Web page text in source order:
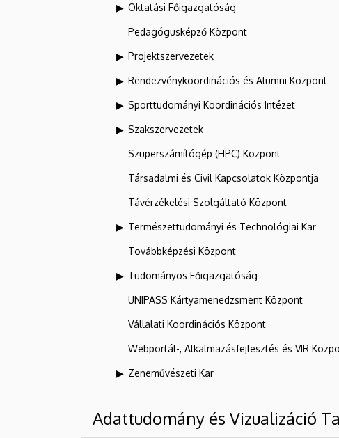
Oktatási Főigazgatóság
Pedagógusképző Központ
Projektszervezetek
Rendezvénykoordinációs és Alumni Központ
Sporttudományi Koordinációs Intézet
Szakszervezetek
Szuperszámítógép (HPC) Központ
Társadalmi és Civil Kapcsolatok Központja
Távérzékelési Szolgáltató Központ
Természettudományi és Technológiai Kar
Továbbképzési Központ
Tudományos Főigazgatóság
UNIPASS Kártyamenedzsment Központ
Vállalati Koordinációs Központ
Webportál-, Alkalmazásfejlesztés és VIR
Zeneművészeti Kar
Adattudomány és Vizualizáció